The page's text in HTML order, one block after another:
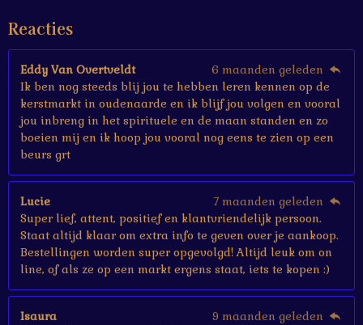
r
r
Reacties
Eddy Van Overtveldt
6 maanden geleden
Ik ben nog steeds blij jou te hebben leren kennen op de
kerstmarkt in oudenaarde en ik blijf jou volgen en vooral
jou inbreng in het spirituele en de maan standen en zo
boeien mij en ik hoop jou vooral nog eens te zien op een
beurs grt
Lucie
7 maanden geleden
Super lief, attent, positief en klantvriendelijk persoon.
Staat altijd klaar om extra info te geven over je aankoop.
Bestellingen worden super opgevolgd! Altijd leuk om on
line, of als ze op een markt ergens staat, iets te kopen :)
Isaura
9 maanden geleden